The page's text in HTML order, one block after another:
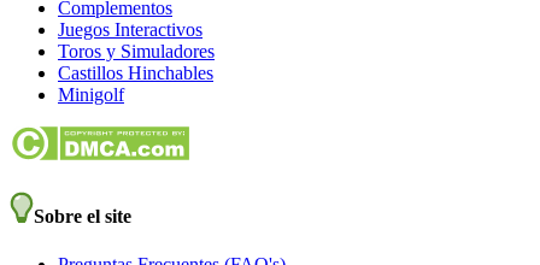
Complementos
Juegos Interactivos
Toros y Simuladores
Castillos Hinchables
Minigolf
Sobre el site